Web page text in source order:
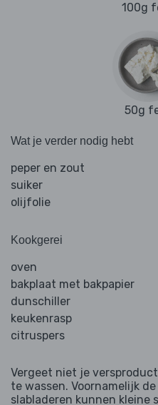
100g
50g
Wat je verder nodig hebt
peper en zout
suiker
olijfolie
Kookgerei
oven
bakplaat met bakpapier
dunschiller
keukenrasp
citruspers
Vergeet niet je
te wassen. Voornamelijk
slabladeren kunnen kleine